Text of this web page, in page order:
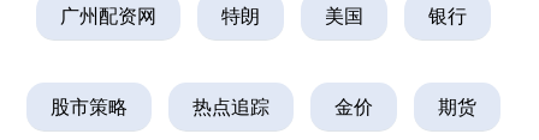
广州配资网 特朗 美国 银行
股市策略 热点追踪 金价 期货